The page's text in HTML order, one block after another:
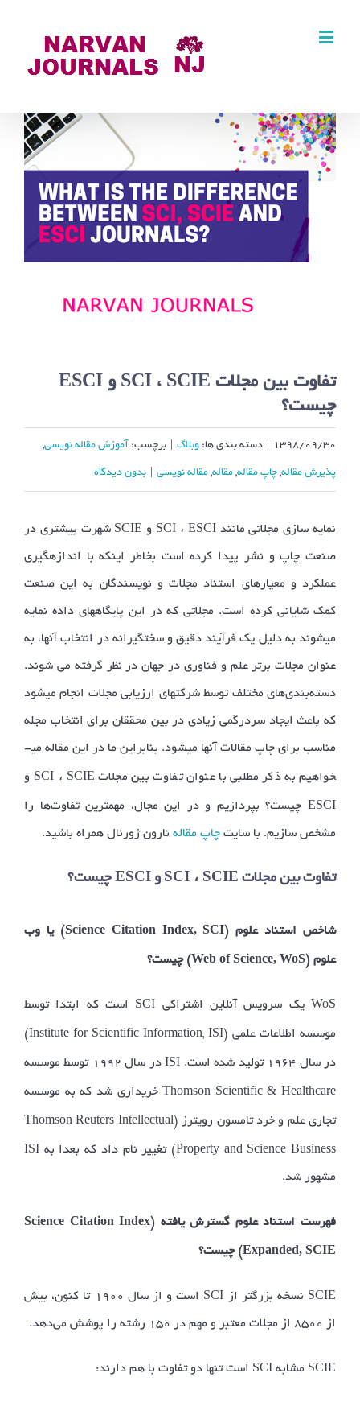
نمایش
تصویر
تفاوت بین مجلات SCI ، SCIE و ESCI
چیست؟
۱۳۹۸/۰۹/۳۰ دسته بندی ها: وبلاگ برچسب: آموزش مقاله نویسی,
پذیرش مقاله, چاپ مقاله, مقاله, مقاله نویسی بدون ديدگاه
نمایه سازی مجلاتی مانندSCI ، ESCI و SCIE شهرت بیشتری در
صنعت چاپ و نشر پیدا کرده است بخاطر اینکه با اندازه­گیری
عملکرد و معیارهای استناد مجلات و نویسندگان به این صنعت
کمک شایانی کرده است. مجلاتی که در این پایگاه­های داده نمایه
می­شوند به دلیل یک فرآیند دقیق و سخت­گیرانه در انتخاب آنها، به
عنوان مجلات برتر علم و فناوری در جهان در نظر گرفته می شوند.
دسته‌­بندی­‌های مختلف توسط شرکت­های ارزیابی مجلات انجام می­شود
که باعث ایجاد سردرگمی زیادی در بین محققان برای انتخاب مجله
مناسب برای چاپ مقالات آنها می­شود. بنابراین ما در این مقاله می­
خواهیم به ذکر مطلبی با عنوان تفاوت بین مجلات SCI ، SCIE و
ESCI چیست؟ بپردازیم و در این مجال، مهمترین تفاوت‌ها را
مشخص سازیم. با سایت چاپ مقاله نارون ژورنال همراه باشید.
تفاوت بین مجلات SCI ، SCIE و ESCI چیست؟
شاخص استناد علوم ( Science Citation Index, SCI ) یا وب
علوم (
Web of Science, WoS
) چیست؟
WoS یک سرویس آنلاین اشتراکی SCI است که ابتدا توسط
موسسه اطلاعات علمی ( Institute for Scientific Information, ISI
)
در سال ۱۹۶۴ تولید شده است. ISIدر سال ۱۹۹۲ توسط موسسه
Thomson Scientific & Healthcare خریداری شد که به موسسه
تجاری علم و خرد تامسون رویترز (Thomson Reuters Intellectual
Property and Science Business) تغییر نام داد که بعدا به ISI
مشهور شد.
فهرست استناد علوم گسترش یافته (Science Citation Index
Expanded, SCIE) چیست؟
SCIE نسخه بزرگتر از SCI است و از سال ۱۹۰۰ تا کنون، بیش
از ۸۵۰۰ از مجلات معتبر و مهم در ۱۵۰ رشته را پوشش می­‌دهد.
SCIE مشابه SCI است تنها دو تفاوت با هم دارند: